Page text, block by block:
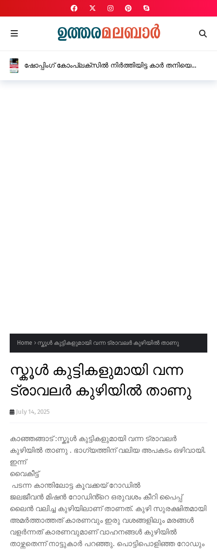
ഷോപ്പിംഗ് കോംപ്ലക്സിൽ നിർത്തിയിട്ട കാർ തനിയെ
നഗരത്തിൽ
Home സ്കൂൾ കുട്ടികളുമായി വന്ന ട്രാവലർ കുഴിയിൽ താണു
സ്കൂൾ കുട്ടികളുമായി വന്ന
ട്രാവലർ കുഴിയിൽ താണു
July 14, 2025
കാഞ്ഞങ്ങാട് :സ്കൂൾ കുട്ടികളുമായി വന്ന ട്രാവലർ
കുഴിയിൽ താണു . ഭാഗ്യത്തിന് വലിയ അപകടം ഒഴിവായി.
ഇന്ന്
വൈകീട്ട്
പടന്ന കാന്തിലോട്ട കൂവക്കയ് റോഡിൽ
ജലജീവൻ മിഷൻ റോഡിൻ്റെ ഒരുവശം കീറി പൈപ്പ്
ലൈൻ വലിച്ച കുഴിയിലാണ് താണത്. കുഴി സുരക്ഷിതമായി
അമർത്താത്തത് കാരണവും ഇരു വശങ്ങളിലും മരങ്ങൾ
വളർന്നത് കാരണവുമാണ് വാഹനങ്ങൾ കുഴിയിൽ
താഴ്ന്നതെന്ന് നാട്ടുകാർ പറഞ്ഞു. പൊട്ടിപൊളിഞ്ഞ റോഡും